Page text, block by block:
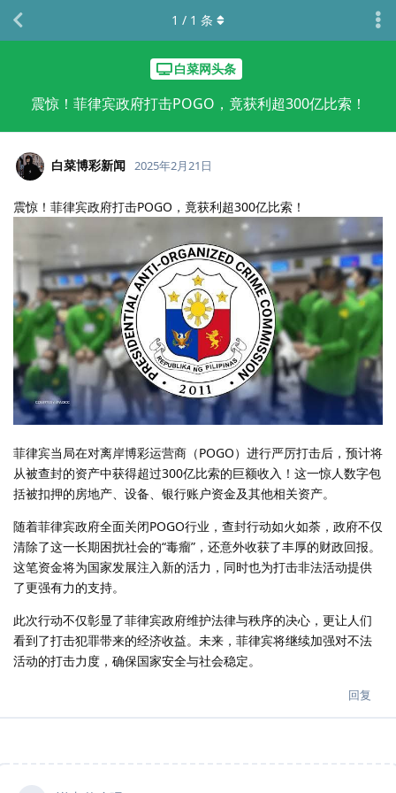
白菜网头条
震惊！菲律宾政府打击POGO，竟获利超300亿比索！
1 / 1 条
白菜博彩新闻 2025年2月21日
震惊！菲律宾政府打击POGO，竟获利超300亿比索！
菲律宾当局在对离岸博彩运营商（POGO）进行严厉打击后，预计将
从被查封的资产中获得超过300亿比索的巨额收入！这一惊人数字包
括被扣押的房地产、设备、银行账户资金及其他相关资产。
随着菲律宾政府全面关闭POGO行业，查封行动如火如荼，政府不仅
清除了这一长期困扰社会的“毒瘤”，还意外收获了丰厚的财政回报。
这笔资金将为国家发展注入新的活力，同时也为打击非法活动提供
了更强有力的支持。
此次行动不仅彰显了菲律宾政府维护法律与秩序的决心，更让人们
看到了打击犯罪带来的经济收益。未来，菲律宾将继续加强对不法
活动的打击力度，确保国家安全与社会稳定。
回复